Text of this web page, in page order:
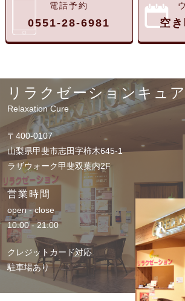
電話予約
0551-28-6981 空
リラクゼーションキュ
Relaxation Cure
〒400-0107
山梨県甲斐市志田字柿木645-1
ラザウォーク甲斐双葉内2F
営業時間
open - close
10:00 - 21:00
クレジットカード対応
駐車場あり